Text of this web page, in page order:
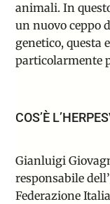
animali. In
un nuovo ceppo
genetico, questa
particolarmente
COS’È
Gianluigi
responsabile
Federazione